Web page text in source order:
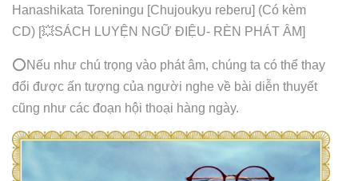
Hanashikata Toreningu [Chujoukyu reberu] (Có kèm
CD) [💥SÁCH LUYỆN NGỮ ĐIỆU- RÈN PHÁT ÂM]
⭕️Nếu như chú trọng vào phát âm, chúng ta có thể thay
đổi được ấn tượng của người nghe về bài diễn thuyết
cũng như các đoạn hội thoại hàng ngày.